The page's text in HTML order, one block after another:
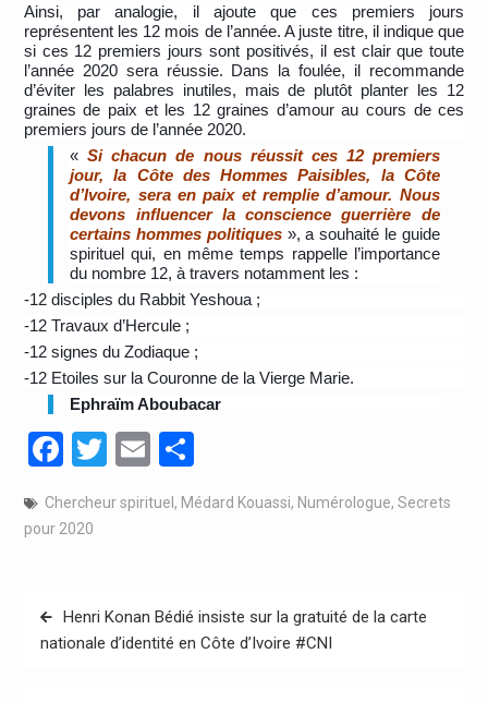
Ainsi, par analogie, il ajoute que ces premiers jours
représentent les 12 mois de l’année. A juste titre, il indique que
si ces 12 premiers jours sont positivés, il est clair que toute
l’année 2020 sera réussie. Dans la foulée, il recommande
d’éviter les palabres inutiles, mais de plutôt planter les 12
graines de paix et les 12 graines d’amour au cours de ces
premiers jours de l’année 2020.
«Si chacun de nous réussit ces 12 premiers
jour, la Côte des Hommes Paisibles, la Côte
d’Ivoire, sera en paix et remplie d’amour. Nous
devons influencer la conscience guerrière de
certains hommes politiques», a souhaité le guide
spirituel qui, en même temps rappelle l’importance
du nombre 12, à travers notamment les :
-12 disciples du Rabbit Yeshoua ;
-12 Travaux d’Hercule ;
-12 signes du Zodiaque ;
-12 Etoiles sur la Couronne de la Vierge Marie.
Ephraïm Aboubacar
Facebook
Twitter
EmailPartager
Chercheur spirituel , Médard Kouassi, Numérologue, Secrets
pour 2020
Navigation
de
Henri Konan Bédié insiste sur la gratuité de la carte
nationale d’identité en Côte d’Ivoire #CNI